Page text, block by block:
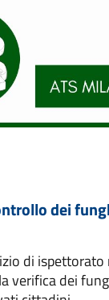
dei
di ispettorato
verifica dei